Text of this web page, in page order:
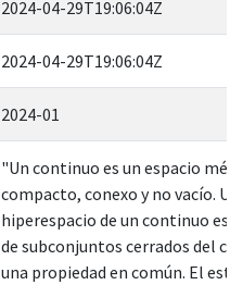
2024-04-29T19:06:04Z
2024-04-29T19:06:04Z
2024-01
"Un continuo es un espacio
compacto, conexo y no vacío. Un
hiperespacio de un continuo es
de subconjuntos cerrados del
una propiedad en común. El